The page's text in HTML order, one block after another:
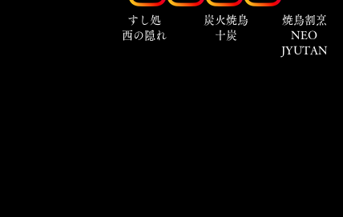
​すし処
西の隠れ
炭火焼鳥
十炭
焼鳥割烹
NEO
JYUTAN